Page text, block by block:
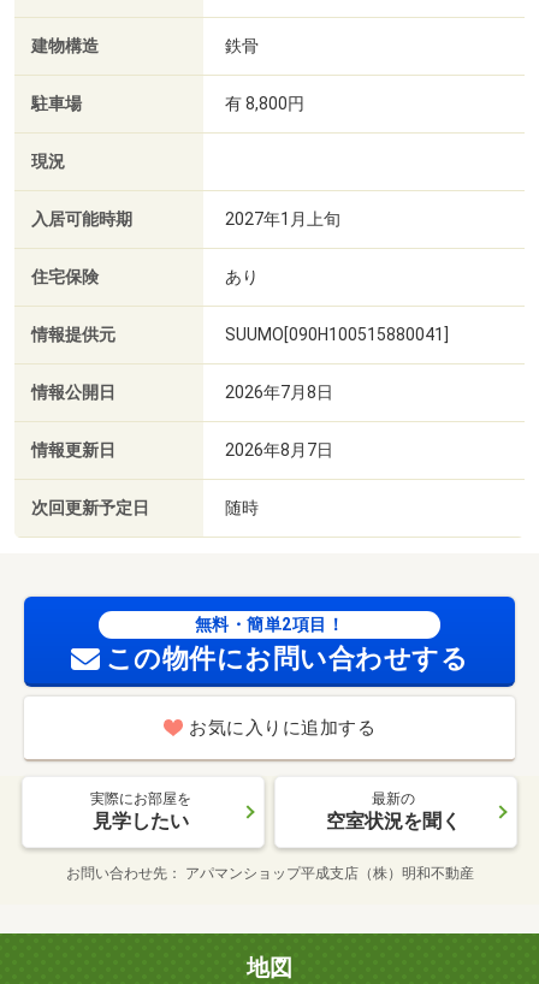
建物構造 鉄骨
駐車場 有 8,800円
現況
入居可能時期 2027年1月上旬
住宅保険 あり
情報提供元 SUUMO[090H100515880041]
情報公開日 2026年7月8日
情報更新日 2026年8月7日
次回更新予定日 随時
無料・簡単2項目！
この物件にお問い合わせする
お気に入りに追加する
実際にお部屋を
見学したい
最新の
空室状況を聞く
お問い合わせ先 アパマンショップ平成支店（株）明和不動産
地図